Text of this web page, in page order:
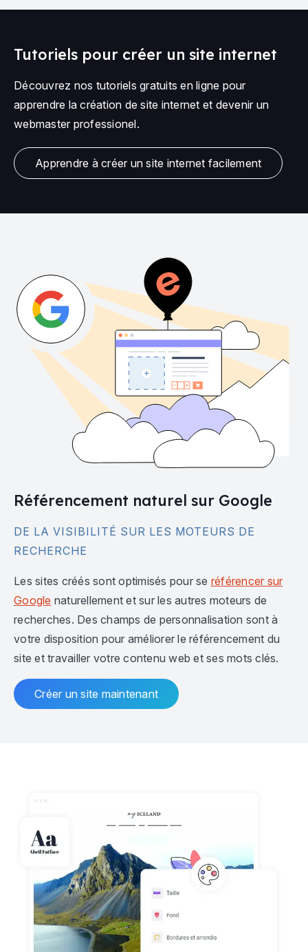
Tutoriels pour créer un site internet
Découvrez nos tutoriels gratuits en ligne pour
apprendre la création de site internet et devenir un
webmaster professionel.
Apprendre à créer un site internet facilement
Référencement naturel sur Google
DE LA VISIBILITÉ SUR LES MOTEURS DE
RECHERCHE
Les sites créés sont optimisés pour se référencer sur
Google naturellement et sur les autres moteurs de
recherches. Des champs de personnalisation sont à
votre disposition pour améliorer le référencement du
site et travailler votre contenu web et ses mots clés.
Créer un site maintenant